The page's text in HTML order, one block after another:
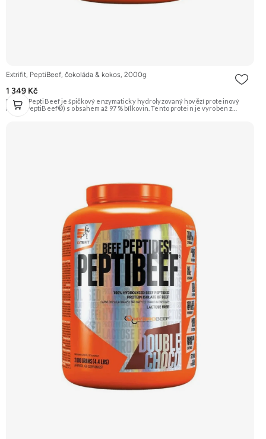
Extrifit, PeptiBeef, čokoláda & kokos, 2000g
1 349 Kč
Extrifit PeptiBeef je špičkový enzymaticky hydrolyzovaný hovězí proteinový
izolát (PeptiBeef®) s obsahem až 97 % bílkovin. Tento protein je vyroben z